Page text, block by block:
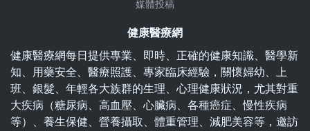
媒體投稿
健康醫療網
健康醫療網每日提供專業、即時、正確的健康知識、醫學新
知、用藥安全、醫療照護、專家臨床經驗，關懷婦幼、上
班、銀髮、年輕各大族群的生理、心理健康狀況，尤其對重
大疾病（糖尿病、高血壓、心臟病、各種癌症、慢性疾病
等）、養生保健、營養攝取、體重管理、減肥美容等，邀訪